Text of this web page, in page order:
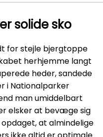
solide sko
for stejle bjergtoppe
herhjemme langt
heder, sandede
i Nationalparker
man umiddelbart
elsker at bevæge sig
at almindelige